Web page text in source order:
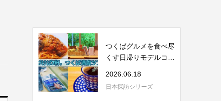
つくばグルメを食べ尽
くす日帰りモデルコー
2026.06.18
日本探訪シリーズ